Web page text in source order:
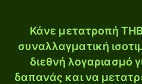
Κάνε μετατροπή
συναλλαγματική
διεθνή λογαριασμό
δαπανάς και να